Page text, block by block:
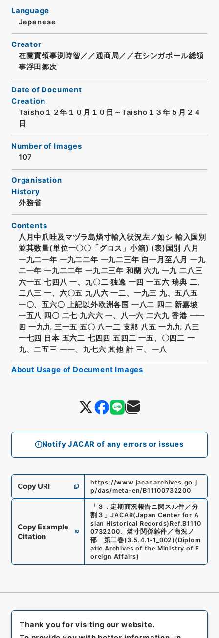
Notify JACAR of any errors or issues
Language
Japanese
Creator
在蘭貢領事渕時智／／通商局／／在シンガポール総領
事浮田郷次
Date of Document
Creation
Taisho１２年１０月１０日～Taisho１３年５月２４
日
Number of Images
107
Organisation
History
外務省
Contents
八月中爪哇及マヅラ島燐寸輸入状況左ノ如シ 輸入国別
並其数量(単位一〇〇「グロス」小箱) (表)国別 八月
一九二一年 一九二二年 一九二三年 自一月至八月 一九
二一年 一九二二年 一九二三年 和蘭 六九 一九 二八三
六一五 七四八 一、九〇二 独逸 一四 一五六 瑞典 二、
二八三 一、六〇五 九八六 一二、一九三 九、五八五
一〇、五六〇 上記以外欧洲各国 一八二 四二 新嘉坡
一五八 四〇 二七 九六六 一、八一六 二六九 香港 一一
四 一九九 三一五 五〇 八一二 支那 八五 一九九 八三
一七四 日本 五六二 七四四 五四二 一五、〇四二 一
九、二五三 一一、九七六 其他 計 三、一八
Copy URI
https://www.jacar.archives.go.j
p/das/meta-en/B11100732200
Copy Example
Citation
「 ３．定期商況報告ニ関スル件／分
割３ 」JACAR(Japan Center for A
sian Historical Records) Ref.B1110
0732200、燐寸関係雑件／商況ノ
部 第二巻(3.5.4.1-1_002) (Diplom
atic Archives of the Ministry of F
oreign Affairs)
About Usage of Document Images
Thank you for visiting our website.